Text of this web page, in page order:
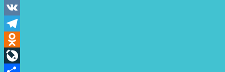
VK
Telegram
Odnoklassniki